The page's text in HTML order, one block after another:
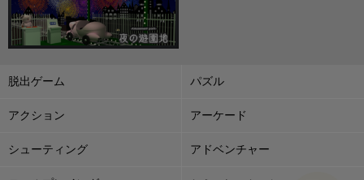
脱出ゲーム パズル
アクション アーケード
シューティング アドベンチャー